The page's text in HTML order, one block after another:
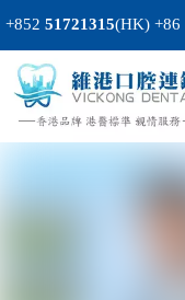
+852 51721315(HK) +86